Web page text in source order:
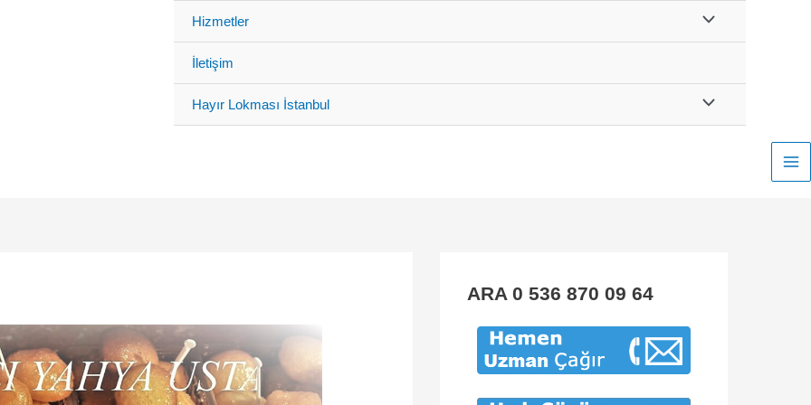
Hizmetler Menu
İletişim
Hayır Lokması İstanbul Menu
ARA 0 536 870 09 64